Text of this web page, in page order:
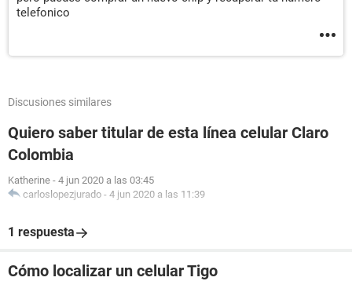
telefonico
Discusiones similares
Quiero saber titular de esta línea celular Claro
Colombia
Katherine - 4 jun 2020 a las 03:45
carloslopezjurado - 4 jun 2020 a las 11:39
1 respuesta
Cómo localizar un celular Tigo